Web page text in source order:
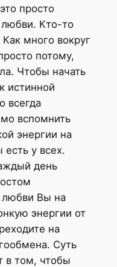
просто
Кто-то
много вокруг
потому,
Чтобы начать
истинной
всегда
вспомнить
энергии на
у всех.
день
любви Вы на
энергии от
на
Суть
в том, чтобы